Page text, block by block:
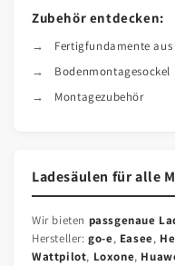
Zubehör entdecken:
Fertigfundamente aus
Bodenmontagesockel
Montagezubehör
Ladesäulen für alle
Wir bieten passgenaue
Hersteller:go-e, Easee,
Wattpilot, Loxone,